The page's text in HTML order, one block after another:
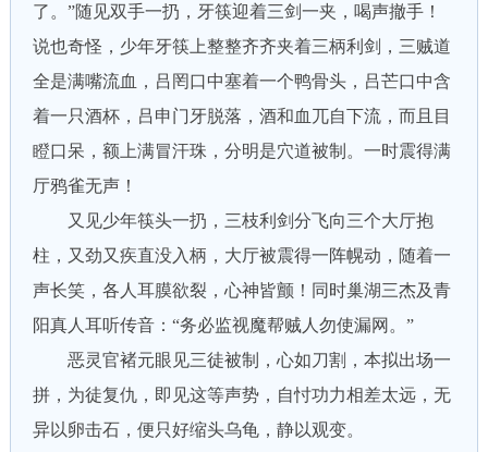
了。”随见双手一扔，牙筷迎着三剑一夹，喝声撤手！
说也奇怪，少年牙筷上整整齐齐夹着三柄利剑，三贼道
全是满嘴流血，吕罔口中塞着一个鸭骨头，吕芒口中含
着一只酒杯，吕申门牙脱落，酒和血兀自下流，而且目
瞪口呆，额上满冒汗珠，分明是穴道被制。一时震得满
厅鸦雀无声！
又见少年筷头一扔，三枝利剑分飞向三个大厅抱
柱，又劲又疾直没入柄，大厅被震得一阵幌动，随着一
声长笑，各人耳膜欲裂，心神皆颤！同时巢湖三杰及青
阳真人耳听传音：“务必监视魔帮贼人勿使漏网。”
恶灵官褚元眼见三徒被制，心如刀割，本拟出场一
拼，为徒复仇，即见这等声势，自忖功力相差太远，无
异以卵击石，便只好缩头乌龟，静以观变。